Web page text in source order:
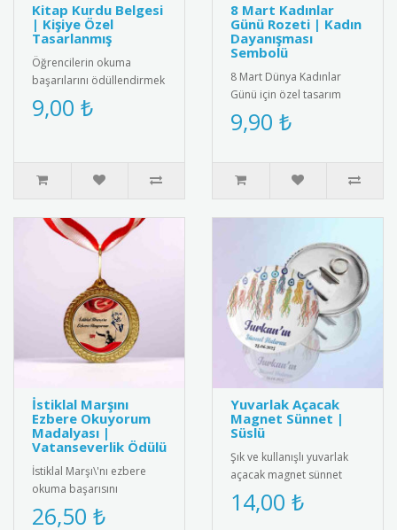
Kitap Kurdu Belgesi
| Kişiye Özel
Tasarlanmış
Öğrencilerin okuma
başarılarını ödüllendirmek
için özel tasarlanmış kitap
kurdu belgeleri. Kişiye öz..
9,00 ₺
8 Mart Kadınlar
Günü Rozeti | Kadın
Dayanışması
Sembolü
8 Mart Dünya Kadınlar
Günü için özel tasarım
rozet. Kadın dayanışmasını
ve eşitliği simgeleyen şık
9,90 ₺
İstiklal Marşını
Ezbere Okuyorum
Madalyası |
Vatanseverlik Ödülü
İstiklal Marşı\'nı ezbere
okuma başarısını
ödüllendiren özel tasarım
madalya. Milli
26,50 ₺
Yuvarlak Açacak
Magnet Sünnet |
Süslü
Şık ve kullanışlı yuvarlak
açacak magnet sünnet
hediyesi. Yüksek kaliteli
mıknatıs ve paslanmaz
14,00 ₺